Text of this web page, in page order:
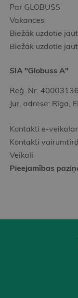
Par GLOBUSS
Vakances
Biežāk uzdotie
Biežāk uzdotie
SIA "Globuss A"
Reģ. Nr.
Jur. adrese: Rīga,
Kontakti e-
Kontakti
Veikali
Pieejamības